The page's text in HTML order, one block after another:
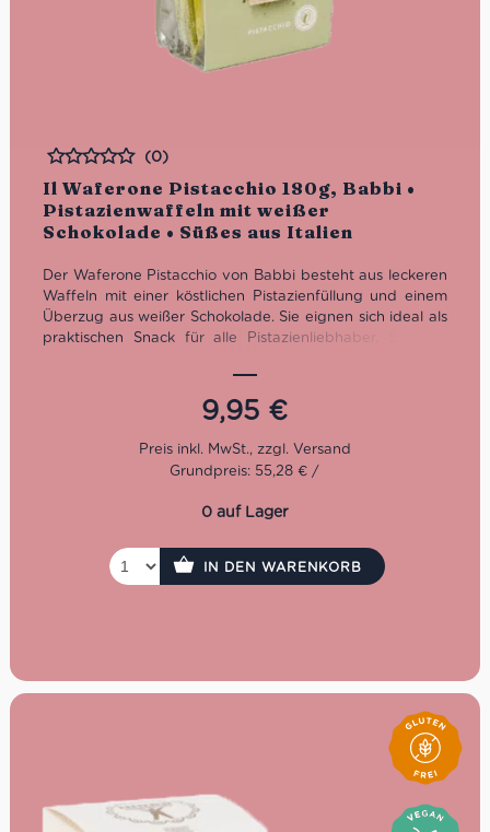
Il Waferone Pistacchio 180g, Babbi •
Pistazienwaffeln mit weißer
Schokolade • Süßes aus Italien
Bewertet
(0)
Der Waferone Pistacchio von Babbi besteht aus leckeren
Waffeln mit einer köstlichen Pistazienfüllung und einem
Überzug aus weißer Schokolade. Sie eignen sich ideal als
praktischen Snack für alle Pistazienliebhaber. Bei den
natürliche Rohstoffe verwendet, die nach sorgfältiger
Auswahl nach der klassischen handwerklichen Tradition
Italiens verarbeitet werden.
9,95 €
Grundpreis: 55,28 € /
0 auf Lager
IN DEN WARENKORB